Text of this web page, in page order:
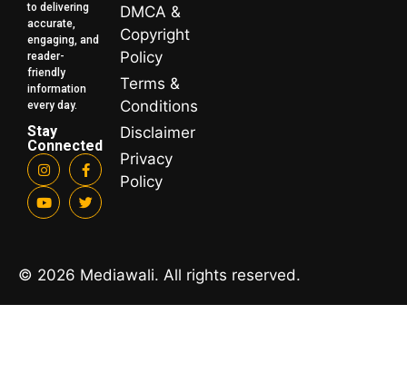
to delivering
accurate,
engaging, and
reader-
friendly
information
every day.
Stay
Connected
DMCA &
Copyright
Policy
Terms &
Conditions
Disclaimer
Privacy
Policy
© 2026 Mediawali. All rights reserved.